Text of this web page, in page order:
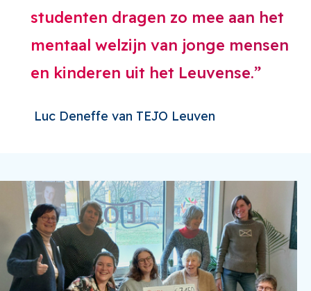
studenten dragen zo mee aan het
mentaal welzijn van jonge mensen
en kinderen uit het Leuvense.
Luc Deneffe van TEJO Leuven